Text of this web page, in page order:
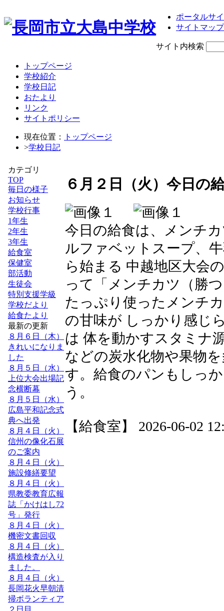
ポータルサ
サイトマップ
サイト内検索
トップページ
学校紹介
学校日記
おたより
リンク
サイトポリシー
現在位置：
トップページ
>学校日記